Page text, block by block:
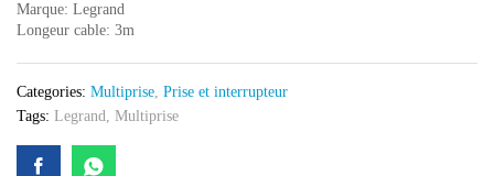
Marque: Legrand
Longeur cable: 3m
Categories: Multiprise, Prise et interrupteur
Tags: Legrand, Multiprise